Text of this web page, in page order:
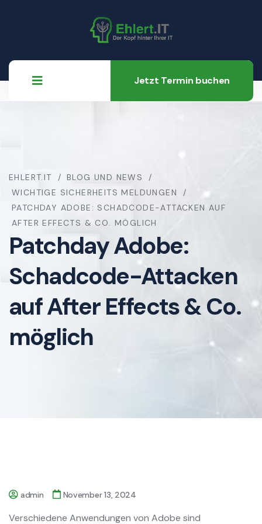
Jetzt Termin buchen
EHLERT.IT
BLOG UND NEWS
WICHTIGE SICHERHEITS MELDUNGEN
PATCHDAY ADOBE: SCHADCODE-ATTACKEN AUF
AFTER EFFECTS & CO. MÖGLICH
Patchday Adobe:
Schadcode-Attacken
auf After Effects & Co.
möglich
admin November 13, 2024
Verschiedene Anwendungen von Adobe sind